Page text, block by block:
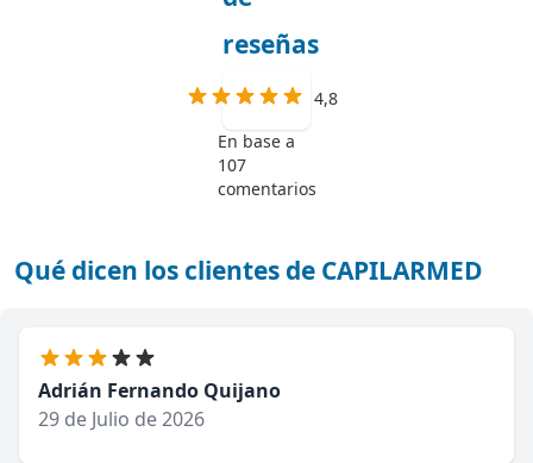
reseñas
4,8
En base a
107
comentarios
Qué dicen los clientes de CAPILARMED
Adrián Fernando Quijano
29 de Julio de 2026